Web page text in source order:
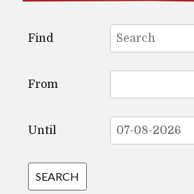
for:
Find
From
Until